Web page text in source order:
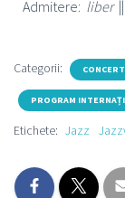
Admitere: liber ||
Categorii: CONCERT
PROGRAM
Etichete: Jazz